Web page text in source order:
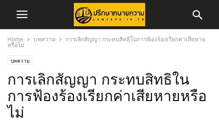
Home บทความ
การเลิกสัญญา กระทบสิทธิในการฟ้องร้องเรียกค่าเสียหาย
หรือไม่
บทความ
การเลิกสัญญา กระทบสิทธิใน
การฟ้องร้องเรียกค่าเสียหายหรือ
ไม่